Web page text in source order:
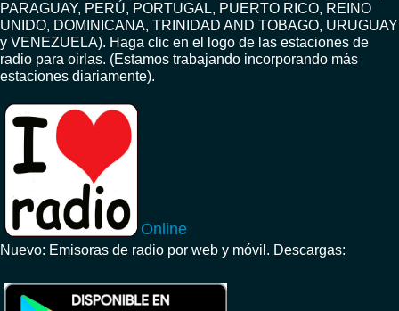
PARAGUAY, PERÚ, PORTUGAL, PUERTO RICO, REINO
UNIDO, DOMINICANA, TRINIDAD AND TOBAGO, URUGUAY
y VENEZUELA). Haga clic en el logo de las estaciones de
radio para oirlas. (Estamos trabajando incorporando más
estaciones diariamente).
Online
Nuevo: Emisoras de radio por web y móvil. Descargas: